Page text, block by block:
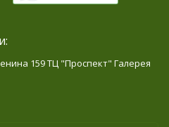
159 ТЦ "Проспект" Галерея